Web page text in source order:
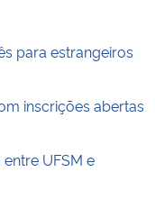
para estrangeiros
inscrições abertas
UFSM e